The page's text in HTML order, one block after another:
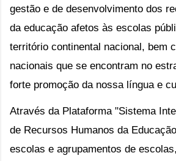
gestão e de desenvolvimento dos
da educação afetos às escolas
território continental nacional, bem
nacionais que se encontram no
forte promoção da nossa língua e
Através da Plataforma "Sistema
de Recursos Humanos da
escolas e agrupamentos de